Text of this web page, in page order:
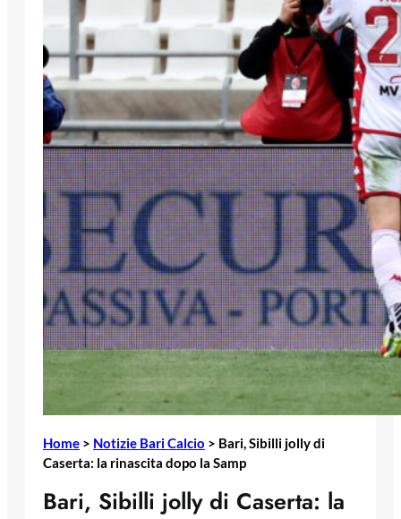
Home > Notizie Bari Calcio > Bari, Sibilli jolly di
Caserta: la rinascita dopo la Samp
Bari, Sibilli jolly di Caserta: la